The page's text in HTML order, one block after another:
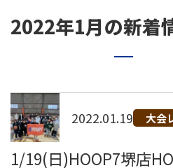
0729-
コート利用予約
2022年1月の新着
2022.01.19 大会
1/19(日)HOOP7堺店